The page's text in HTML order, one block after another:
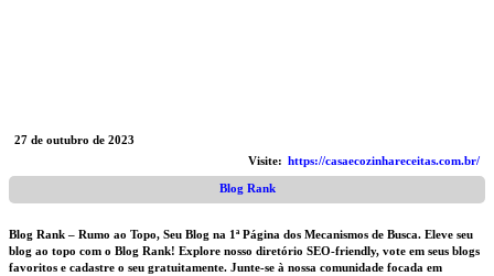
27 de outubro de 2023
Visite: https://casaecozinhareceitas.com.br/
Blog Rank
Blog Rank – Rumo ao Topo, Seu Blog na 1ª Página dos Mecanismos de Busca. Eleve seu
blog ao topo com o Blog Rank! Explore nosso diretório SEO-friendly, vote em seus blogs
favoritos e cadastre o seu gratuitamente. Junte-se à nossa comunidade focada em